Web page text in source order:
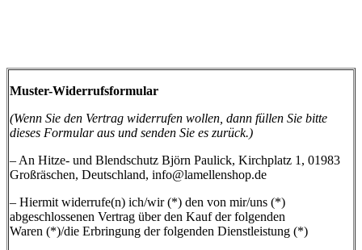
Muster-Widerrufsformular
(Wenn Sie den Vertrag widerrufen wollen, dann füllen Sie bitte
dieses Formular aus und senden Sie es zurück.)
– An Hitze- und Blendschutz Björn Paulick, Kirchplatz 1, 01983
Großräschen, Deutschland, info@lamellenshop.de
– Hiermit widerrufe(n) ich/wir (*) den von mir/uns (*)
abgeschlossenen Vertrag über den Kauf der folgenden
Waren (*)/die Erbringung der folgenden Dienstleistung (*)